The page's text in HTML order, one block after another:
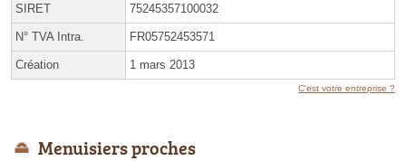
SIRET 75245357100032
N° TVA Intra. FR05752453571
Création 1 mars 2013
C'est votre entreprise ?
Menuisiers proches